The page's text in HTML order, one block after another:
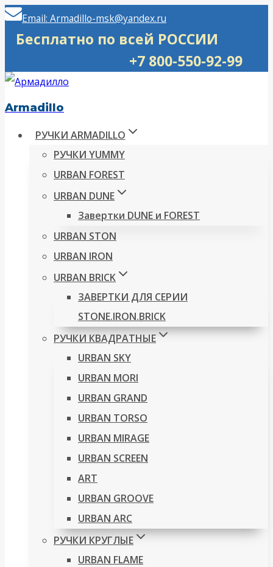
Перейти
Email: Armadillo-msk@yandex.ru
Бесплатно по всей РОССИИ
+7 800-550-92-99
Armadillo
РУЧКИ ARMADILLO
РУЧКИ YUMMY
URBAN FOREST
URBAN DUNE
Завертки DUNE и FOREST
URBAN STON
URBAN IRON
URBAN BRICK
ЗАВЕРТКИ ДЛЯ СЕРИИ
STONE.IRON.BRICK
РУЧКИ КВАДРАТНЫЕ
URBAN SKY
URBAN MORI
URBAN GRAND
URBAN TORSO
URBAN MIRAGE
URBAN SCREEN
ART
URBAN GROOVE
URBAN ARC
РУЧКИ КРУГЛЫЕ
URBAN FLAME